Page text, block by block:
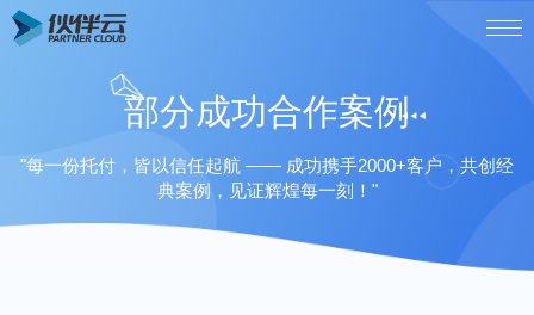
部分成功合作案例
"每一份托付，皆以信任起航 —— 成功携手2000+客户，共创经
典案例，见证辉煌每一刻！"